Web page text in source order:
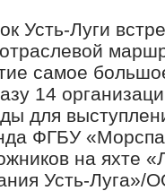
Усть-Луги
самое
14
для
ФГБУ
на яхте
Усть-